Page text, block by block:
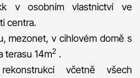
v osobním vlastnictví ve
centra.
mezonet, v cihlovém domě s
terasu 14m2 .
včetně všech